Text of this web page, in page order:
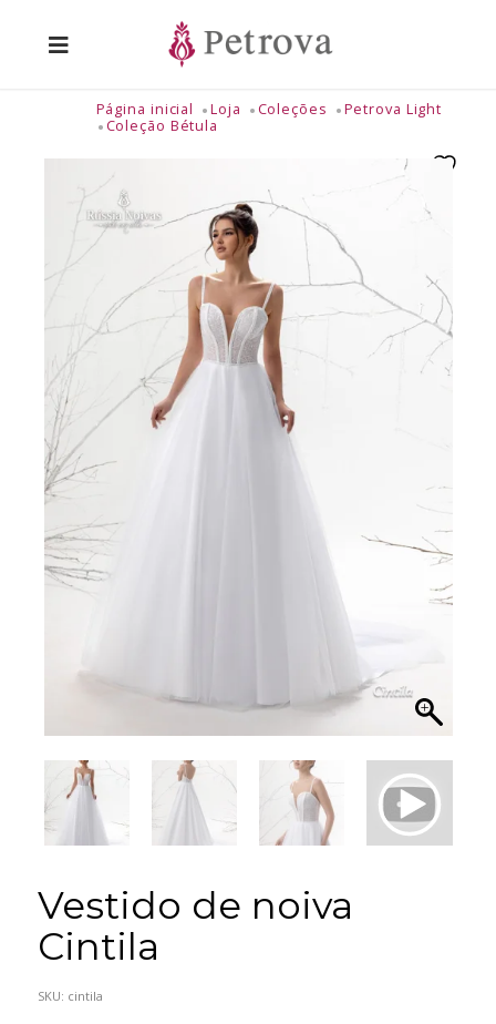
Página inicial Loja Coleções
Petrova Light
Coleção Bétula
Vestido de noiva
Cintila
SKU: cintila